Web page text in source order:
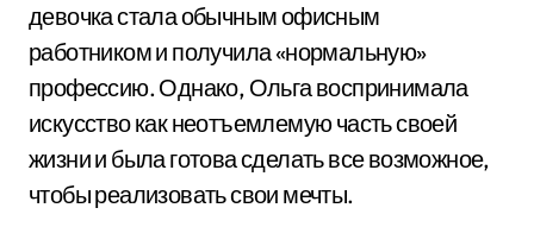
девочка стала обычным офисным
работником и получила «нормальную»
профессию. Однако, Ольга воспринимала
искусство как неотъемлемую часть своей
жизни и была готова сделать все возможное,
чтобы реализовать свои мечты.